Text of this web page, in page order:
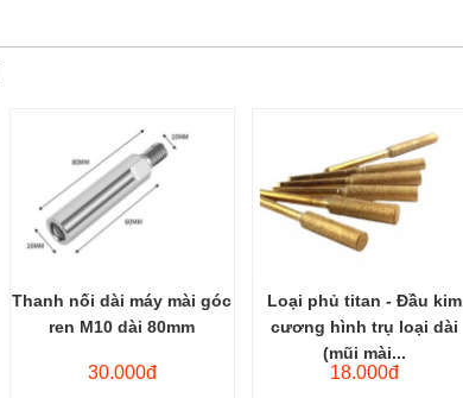
Thanh nối dài máy mài góc
ren M10 dài 80mm
30.000đ
Loại phủ titan - Đầu kim
cương hình trụ loại dài
(mũi mài...
18.000đ